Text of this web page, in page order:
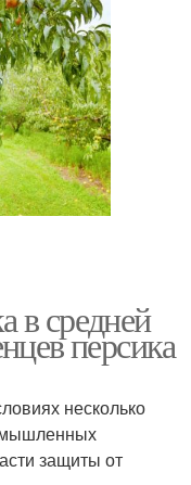
в средней
персика
несколько
защиты от